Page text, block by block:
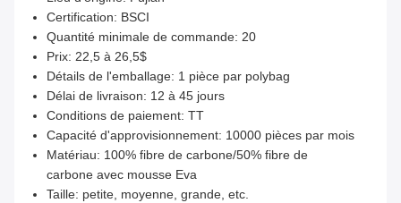
Certification: BSCI
Quantité minimale de commande: 20
Prix: 22,5 à 26,5$
Détails de l'emballage: 1 pièce par polybag
Délai de livraison: 12 à 45 jours
Conditions de paiement: TT
Capacité d'approvisionnement: 10000 pièces par mois
Matériau: 100% fibre de carbone/50% fibre de
carbone avec mousse Eva
Taille: petite, moyenne, grande, etc.